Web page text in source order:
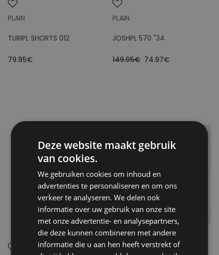
PLAIN
TURIPL SHORTS 012
79.95€
PLAIN
JOSHPL 570 "34
149.95€ 74.97€
Deze website maakt gebruik
van cookies.
We gebruiken cookies om inhoud en
advertenties te personaliseren en om ons
verkeer te analyseren. We delen ook
informatie over uw gebruik van onze site
met onze advertentie- en analysepartners,
die deze kunnen combineren met andere
informatie die u aan hen heeft verstrekt of